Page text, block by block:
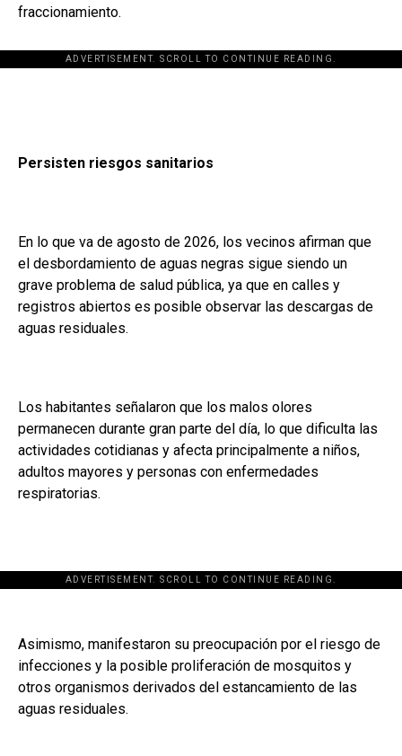
fraccionamiento.
ADVERTISEMENT. SCROLL TO CONTINUE READING.
Persisten riesgos sanitarios
En lo que va de agosto de 2026, los vecinos afirman que
el desbordamiento de aguas negras sigue siendo un
grave problema de salud pública, ya que en calles y
registros abiertos es posible observar las descargas de
aguas residuales.
Los habitantes señalaron que los malos olores
permanecen durante gran parte del día, lo que dificulta las
actividades cotidianas y afecta principalmente a niños,
adultos mayores y personas con enfermedades
respiratorias.
ADVERTISEMENT. SCROLL TO CONTINUE READING.
Asimismo, manifestaron su preocupación por el riesgo de
infecciones y la posible proliferación de mosquitos y
otros organismos derivados del estancamiento de las
aguas residuales.